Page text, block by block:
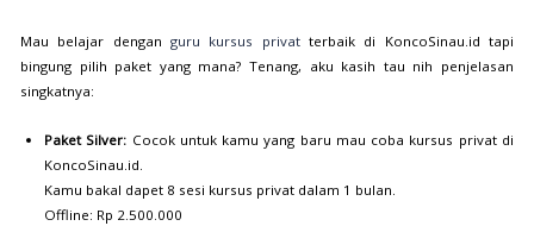
Mau belajar dengan guru kursus privatterbaik di KoncoSinau.id tapi
bingung pilih paket yang mana? Tenang, aku kasih tau nih penjelasan
singkatnya:
Paket Silver: Cocok untuk kamu yang baru mau coba kursus privat di
KoncoSinau.id.
Kamu bakal dapet 8 sesi kursus privat dalam 1 bulan.
Offline: Rp 2.500.000